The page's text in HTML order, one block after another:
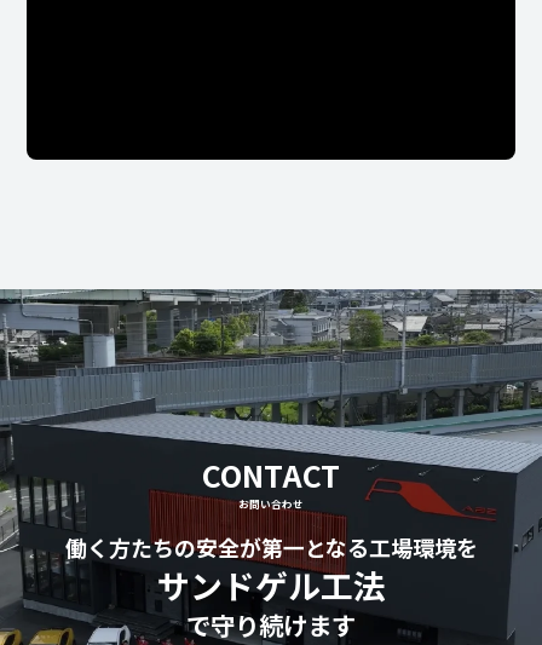
CONTACT
お問い合わせ
働く方たちの安全が第一となる工場環境を
サンドゲル工法
で守り続けます